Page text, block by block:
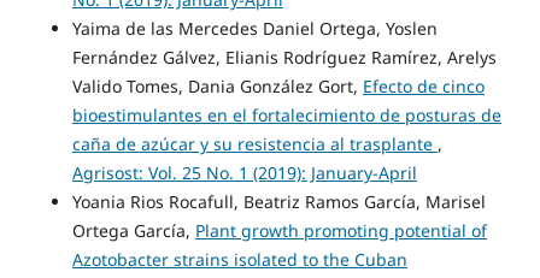
Yaima de las Mercedes Daniel Ortega, Yoslen
Fernández Gálvez, Elianis Rodríguez Ramírez, Arelys
Valido Tomes, Dania González Gort, Efecto de cinco
bioestimulantes en el fortalecimiento de posturas de
caña de azúcar y su resistencia al trasplante ,
Agrisost: Vol. 25 No. 1 (2019): January-April
Yoania Rios Rocafull, Beatriz Ramos García, Marisel
Ortega García, Plant growth promoting potential of
Azotobacter strains isolated to the Cuban